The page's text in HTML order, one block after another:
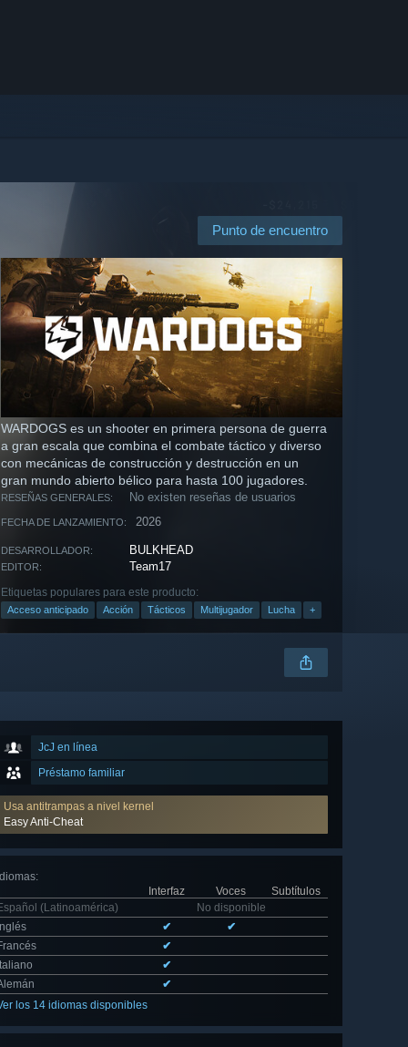
Punto de encuentro
WARDOGS es un shooter en primera persona de guerra
a gran escala que combina el combate táctico y diverso
con mecánicas de construcción y destrucción en un
gran mundo abierto bélico para hasta 100 jugadores.
RESEÑAS GENERALES: No existen reseñas de usuarios
FECHA DE LANZAMIENTO: 2026
DESARROLLADOR: BULKHEAD
EDITOR: Team17
Etiquetas populares para este producto:
Acceso anticipado Acción Tácticos Multijugador Lucha +
JcJ en línea
Préstamo familiar
Usa antitrampas a nivel kernel
Easy Anti-Cheat
Idiomas:
Interfaz
Voces
Subtítulos
(Latinoamérica)
No disponible
Inglés
✔
✔
✔
Italiano
✔
✔
los 14 idiomas disponibles